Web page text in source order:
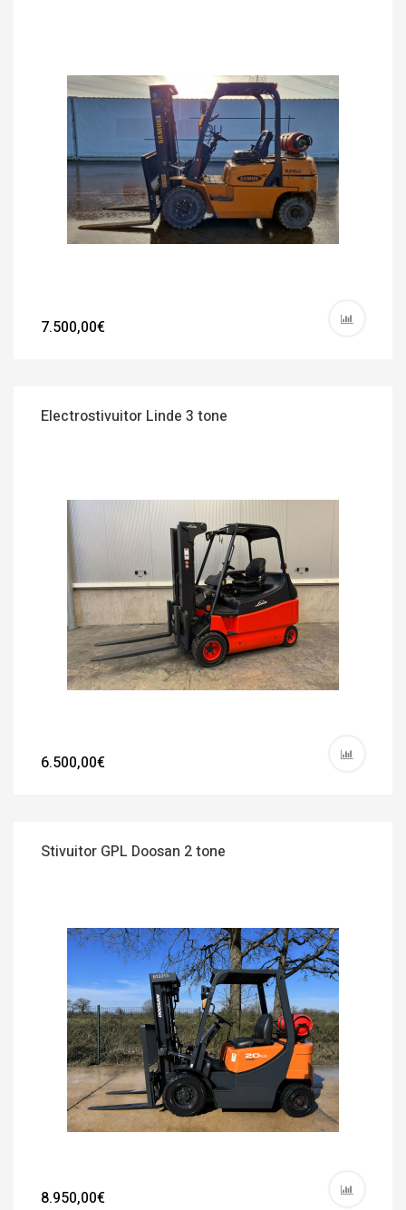
7.500,00€
Electrostivuitor Linde 3 tone
6.500,00€
Stivuitor GPL Doosan 2 tone
8.950,00€